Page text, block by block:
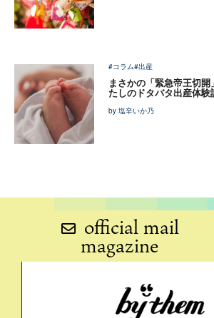
#コラム#出産
まさかの「緊急帝王切
たしのドタバタ出産体験
by 塩辛いか乃
official mail
magazine